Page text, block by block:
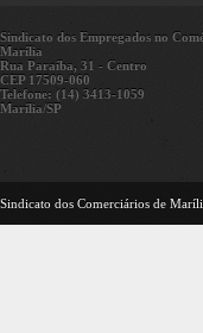
Sindicato dos Empregados no
Marília
Rua Paraíba, 31 - Centro
CEP 17509-060
Telefone: (14) 3413-1059
Marília/SP
Sindicato dos Comerciários de